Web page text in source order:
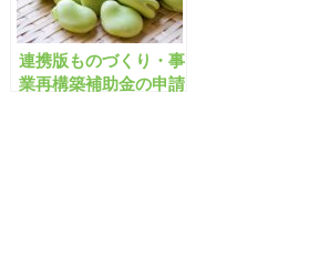
連携版ものづくり・事
業再構築補助金の申請